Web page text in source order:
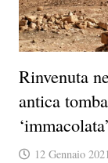
Rinvenuta
antica
‘immacolata’
12 Gennaio 2021